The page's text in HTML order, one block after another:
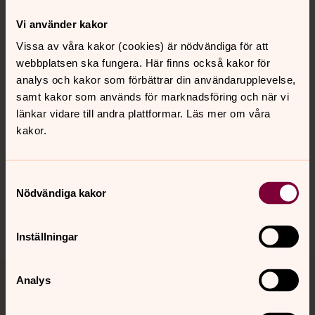
Vi använder kakor
Vissa av våra kakor (cookies) är nödvändiga för att
webbplatsen ska fungera. Här finns också kakor för
analys och kakor som förbättrar din användarupplevelse,
samt kakor som används för marknadsföring och när vi
länkar vidare till andra plattformar. Läs mer om våra
kakor.
Nödvändiga kakor
Inställningar
Analys
Kontakt
Kalender
Hitta snabbt
Jourhavande präst